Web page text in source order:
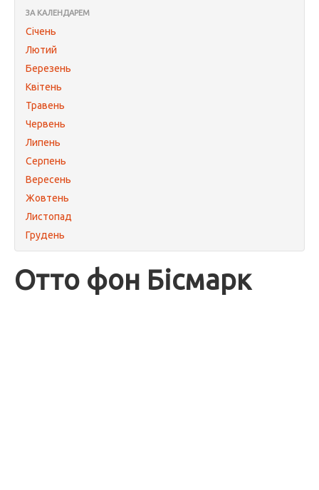
ЗА КАЛЕНДАРЕМ
Січень
Лютий
Березень
Квітень
Травень
Червень
Липень
Серпень
Вересень
Жовтень
Листопад
Грудень
Отто фон Бісмарк